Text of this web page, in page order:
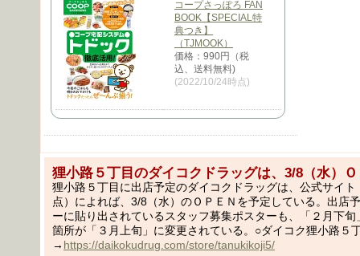
コープさっぽろ FAN
BOOK【SPECIAL特
典つき】
（TJMOOK）
価格：990円（税
込、送料無料)
(2022/10/24時点)
狸小路５丁目のダイコクドラッグは、3/8（水）
狸小路５丁目に出店予定のダイコクドラッグは、公式サイト
点）によれば、3/8（水）のＯＰＥＮを予定している。出店
ーに貼り出されているスタッフ募集ポスターも、「２月下旬
箇所が「３月上旬」に変更されている。○ダイコク狸小路５
→ https://daikokudrug.com/store/tanukikoji5/